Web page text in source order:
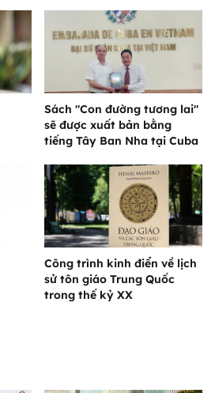
Sách "Con đường tương lai"
sẽ được xuất bản bằng
tiếng Tây Ban Nha tại Cuba
Công trình kinh điển về lịch
sử tôn giáo Trung Quốc
trong thế kỷ XX